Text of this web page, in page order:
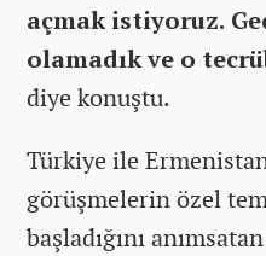
açmak istiyoruz.
olamadık ve o
diye konuştu.
Türkiye ile
görüşmelerin özel
başladığını